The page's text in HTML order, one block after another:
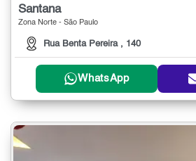
Santana
Zona Norte - São Paulo
Rua Benta Pereira , 140
WhatsApp